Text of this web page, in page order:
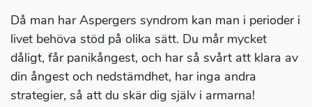
Då man har Aspergers syndrom kan man i perioder i
livet behöva stöd på olika sätt. Du mår mycket
dåligt, får panikångest, och har så svårt att klara av
din ångest och nedstämdhet, har inga andra
strategier, så att du skär dig själv i armarna!